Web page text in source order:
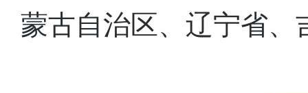
蒙古自治区、辽宁省、